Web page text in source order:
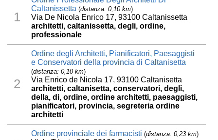
1
Caltanissetta (distanza: 0,10 km)
Via De Nicola Enrico 17, 93100 Caltanissetta
architetti, caltanissetta, degli, ordine,
professionale
2
Ordine degli Architetti, Pianificatori, Paesaggisti
e Conservatori della provincia di Caltanisetta
(distanza: 0,10 km)
Via Enrico de Nicola 17, 93100 Caltanisetta
architetti, caltanisetta, conservatori, degli,
della, di, ordine, ordine architetti, paesaggisti,
pianificatori, provincia, segreteria ordine
architetti
Ordine provinciale dei farmacisti (distanza: 0,23 km)